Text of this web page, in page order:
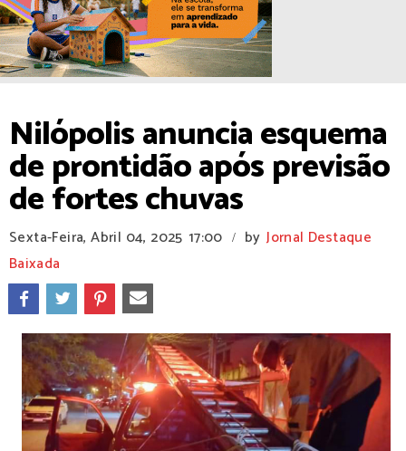
Nilópolis anuncia esquema
de prontidão após previsão
de fortes chuvas
Sexta-Feira, Abril 04, 2025 17:00 / by Jornal Destaque
Baixada